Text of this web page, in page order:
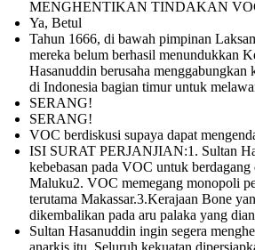
MENGHENTIKAN TINDAKAN
Ya, Betul
Tahun 1666, di bawah pimpinan
mereka belum berhasil menundukkan
Hasanuddin berusaha menggabungkan
di Indonesia bagian timur untuk
SERANG!
SERANG!
VOC berdiskusi supaya dapat
ISI SURAT PERJANJIAN:1. Sultan
kebebasan pada VOC untuk
Maluku2. VOC memegang monopoli
terutama Makassar.3.Kerajaan Bone
dikembalikan pada aru palaka yang
Sultan Hasanuddin ingin segera
anarkis itu. Seluruh kekuatan